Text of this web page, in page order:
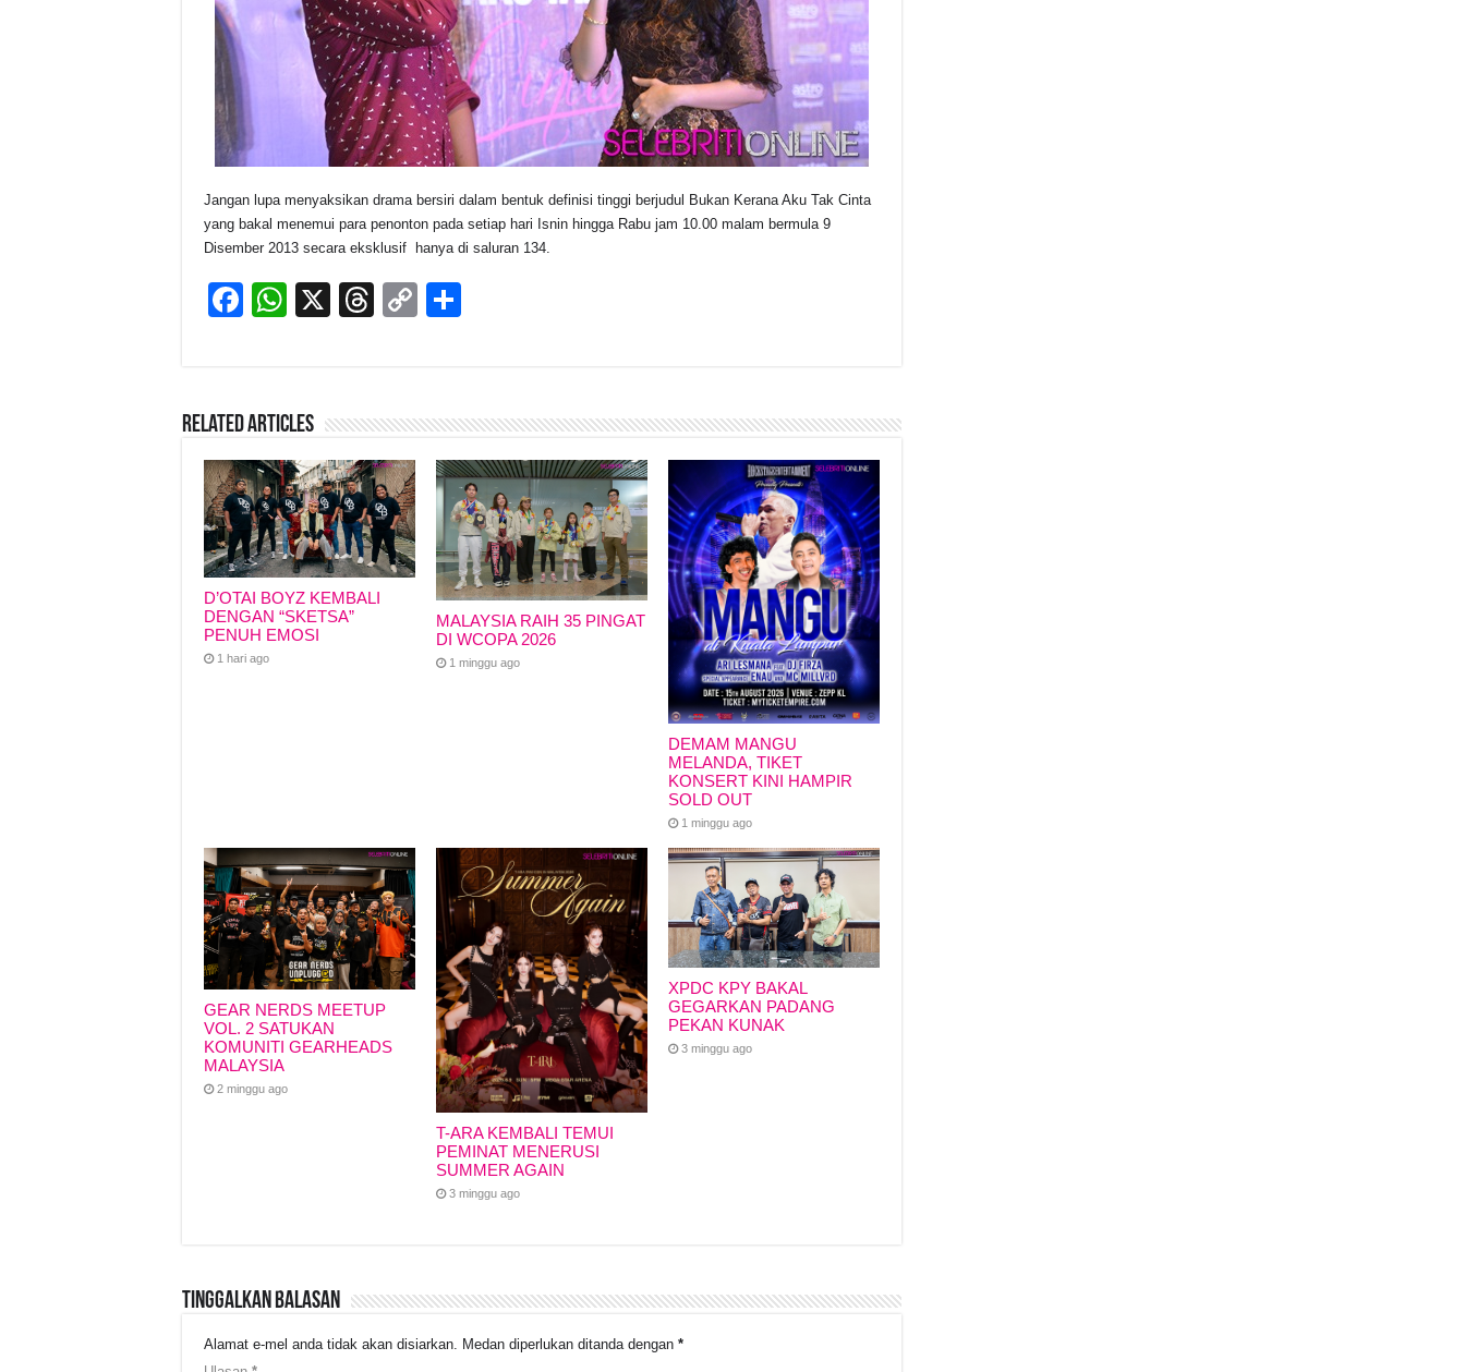
Jangan lupa menyaksikan drama bersiri dalam bentuk definisi tinggi berjudul Bukan Kerana Aku Tak Cinta
yang bakal menemui para penonton pada setiap hari Isnin hingga Rabu jam 10.00 malam bermula 9
Disember 2013 secara eksklusif hanya di saluran 134.
F
e
b
o
o
k
W
s
A
p
p
X
T
d
s
C
Li
n
Related Articles
D’OTAI BOYZ KEMBALI
DENGAN “SKETSA”
PENUH EMOSI
1 hari ago
MALAYSIA RAIH 35 PINGAT
DI WCOPA 2026
1 minggu ago
DEMAM MANGU
MELANDA, TIKET
KONSERT KINI HAMPIR
SOLD OUT
1 minggu ago
GEAR NERDS MEETUP
VOL. 2 SATUKAN
KOMUNITI GEARHEADS
MALAYSIA
2 minggu ago
T-ARA KEMBALI TEMUI
PEMINAT MENERUSI
SUMMER AGAIN
3 minggu ago
XPDC KPY BAKAL
GEGARKAN PADANG
PEKAN KUNAK
3 minggu ago
Tinggalkan Balasan
Alamat e-mel anda tidak akan disiarkan. Medan diperlukan ditanda dengan *